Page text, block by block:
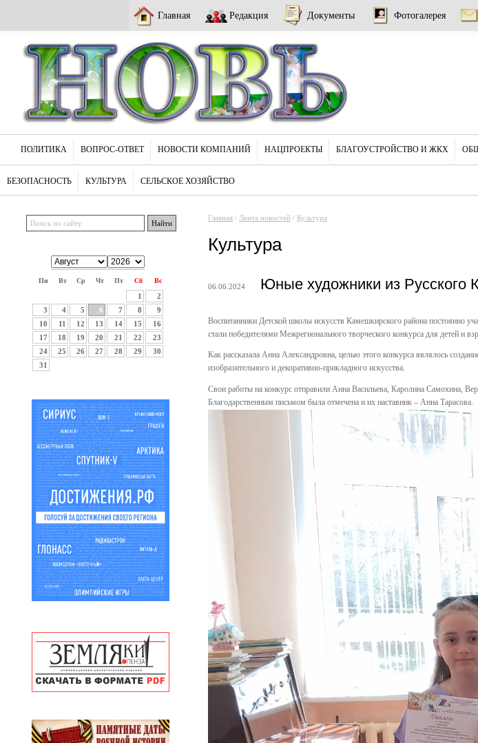
Главная Редакция Документы Фотогалерея
ПОЛИТИКА ВОПРОС-ОТВЕТ НОВОСТИ КОМПАНИЙ НАЦПРОЕКТЫ БЛАГОУСТРОЙСТВО И ЖКХ
БЕЗОПАСНОСТЬ КУЛЬТУРА СЕЛЬСКОЕ ХОЗЯЙСТВО
Пн Вт Ср Чт Пт Сб Вс
1
2
3
4 5 6 7 8
9
10
11 12 13 14 15
16
17
18 19 20 21 22
23
24
25 26 27 28 29
30
31
Главная / Лента новостей / Культура
Культура
06.06.2024 Юные художники из Русского
Воспитанники Детской школы искусств Камешкирского района постоянно
стали победителями Межрегионального творческого конкурса для детей и
Как рассказала Анна Александровна, целью этого конкурса являлось
изобразительного и декоративно-прикладного искусства.
Свои работы на конкурс отправили Анна Васильева, Каролина Самохина,
Благодарственным письмом была отмечена и их наставник – Анна Тарасова.